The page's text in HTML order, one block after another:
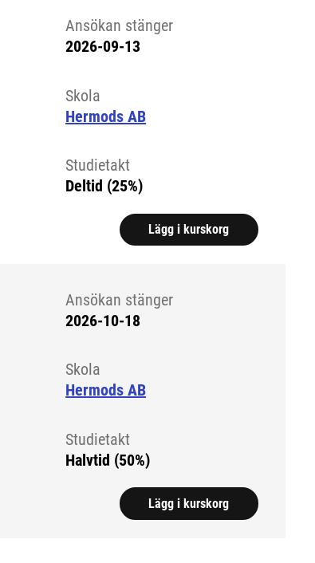
Ansökan stänger
2026-09-13
Skola
Hermods AB
Studietakt
Deltid (25%)
Lägg i kurskorg
Ansökan stänger
2026-10-18
Skola
Hermods AB
Studietakt
Halvtid (50%)
Lägg i kurskorg